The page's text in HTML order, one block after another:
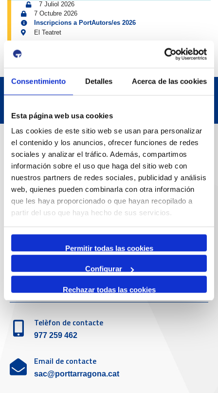
Consentimiento Detalles Acerca de las cookies
Esta página web usa cookies
Las cookies de este sitio web se usan para personalizar
el contenido y los anuncios, ofrecer funciones de redes
sociales y analizar el tráfico. Además, compartimos
información sobre el uso que haga del sitio web con
nuestros partners de redes sociales, publicidad y análisis
web, quienes pueden combinarla con otra información
que les haya proporcionado o que hayan recopilado a
partir del uso que haya hecho de sus servicios.
Permitir todas las cookies
Configurar
Rechazar todas las cookies
7 Juliol 2026
7 Octubre 2026
Inscripcions a PortAutors/es 2026
El Teatret
Dades de Contacte
Adreça
Passeig de l'Escullera s/n, 43004 Tarragona
Telèfon de contacte
Emergències
Servei d'atenció al client
Telèfon de contacte
977 259 462
Email de contacte
sac@porttarragona.cat